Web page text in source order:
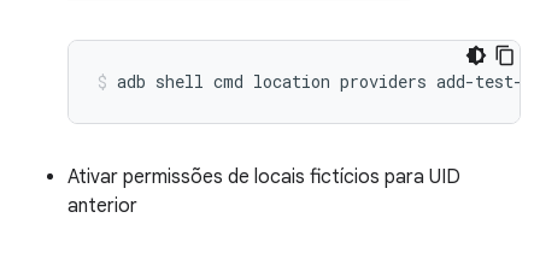
adb shell cmd location providers add-test-
Ativar permissões de locais fictícios para UID
anterior